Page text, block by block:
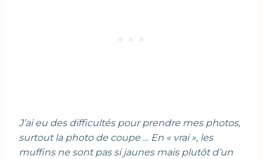
J’ai eu des difficultés pour prendre mes photos,
surtout la photo de coupe … En « vrai », les
muffins ne sont pas si jaunes mais plutôt d’un